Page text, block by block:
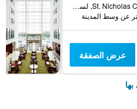
129 St. Nicholas Circle, لستر, المملكة المتحدة
عرض الصفقة